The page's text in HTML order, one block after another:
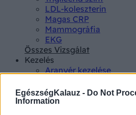
EgészségKalauz - Do Not
Information
LDL-koleszterin
Magas CRP
Mammográfia
EKG
Összes Vizsgálat
Kezelés
Aranyér kezelése
Szürkehályog műtét
Vízszerű hasmenés